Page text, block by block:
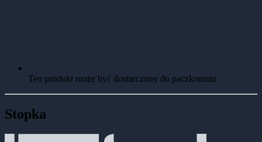
Ten produkt może być dostarczony do paczkomatu
Stopka